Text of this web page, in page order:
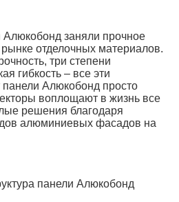
заняли прочное
отделочных материалов.
три степени
гибкость – все эти
Алюкобонд просто
воплощают в жизнь все
решения благодаря
алюминиевых фасадов на
панели Алюкобонд